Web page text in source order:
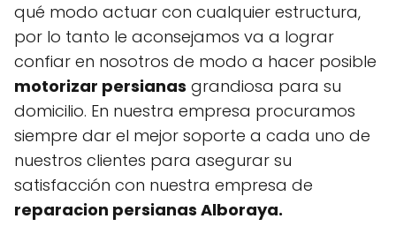
qué modo actuar con cualquier estructura,
por lo tanto le aconsejamos va a lograr
confiar en nosotros de modo a hacer posible
motorizar persianas grandiosa para su
domicilio. En nuestra empresa procuramos
siempre dar el mejor soporte a cada uno de
nuestros clientes para asegurar su
satisfacción con nuestra empresa de
reparacion persianas Alboraya.